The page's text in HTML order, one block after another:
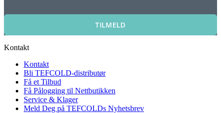
TILMELD
Kontakt
Kontakt
Bli TEFCOLD-distributør
Få et Tilbud
Få Pålogging til Nettbutikken
Service & Klager
Meld Deg på TEFCOLDs Nyhetsbrev